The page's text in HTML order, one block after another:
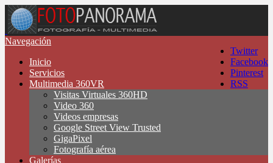
Twitter
Facebook
Pinterest
RSS
Navegación
Inicio
Servicios
Multimedia 360VR
Visitas Virtuales 360HD
Video 360
Videos empresas
Google Street View Trusted
GigaPixel
Fotografía aérea
Galerías